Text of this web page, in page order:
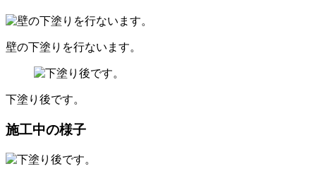
壁の下塗りを行ないます。
下塗り後です。
施工中の様子